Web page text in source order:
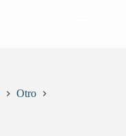
Otro